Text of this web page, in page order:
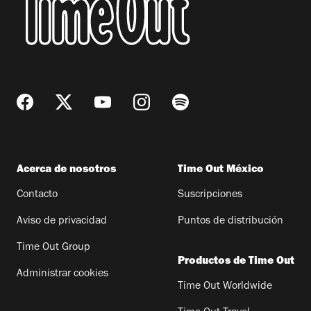
Acerca de nosotros
Contacto
Aviso de privacidad
Time Out Group
Administrar cookies
Time Out México
Suscripciones
Puntos de distribución
Productos de Time Out
Time Out Worldwide